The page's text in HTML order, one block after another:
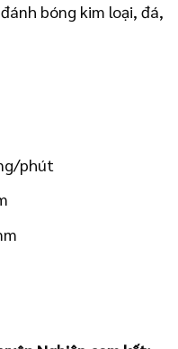
bóng kim loại, đá,
phút